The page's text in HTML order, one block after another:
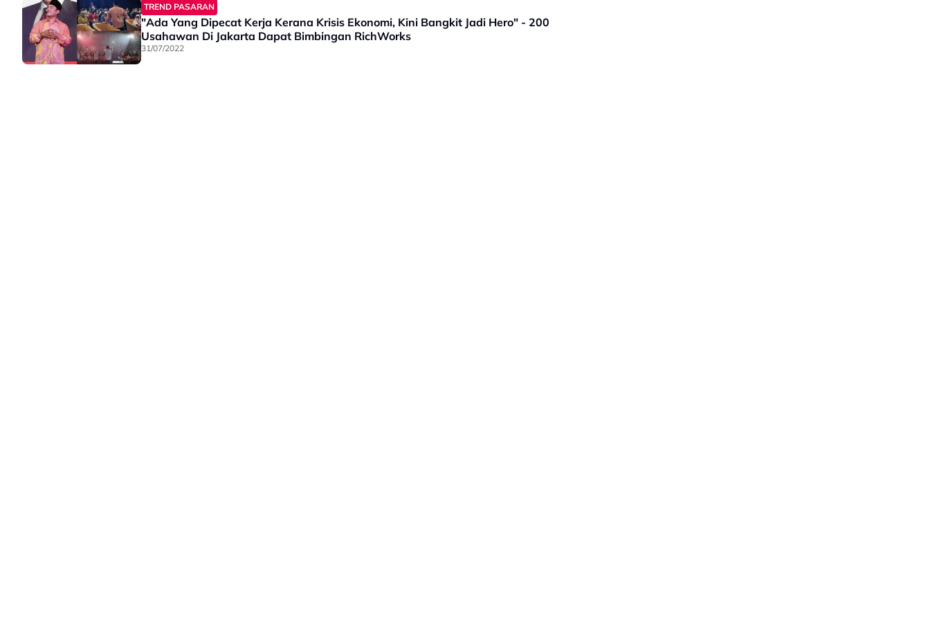
TREND PASARAN
"Ada Yang Dipecat Kerja Kerana Krisis Ekonomi, Kini Bangkit Jadi Hero" - 200
Usahawan Di Jakarta Dapat Bimbingan RichWorks
31/07/2022